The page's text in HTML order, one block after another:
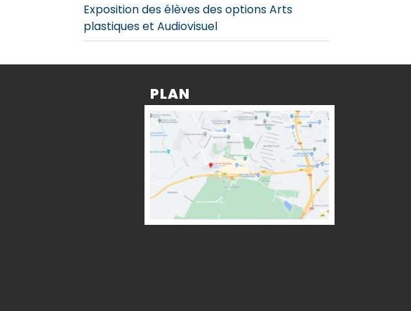
Exposition des élèves des options Arts
plastiques et Audiovisuel
PLAN